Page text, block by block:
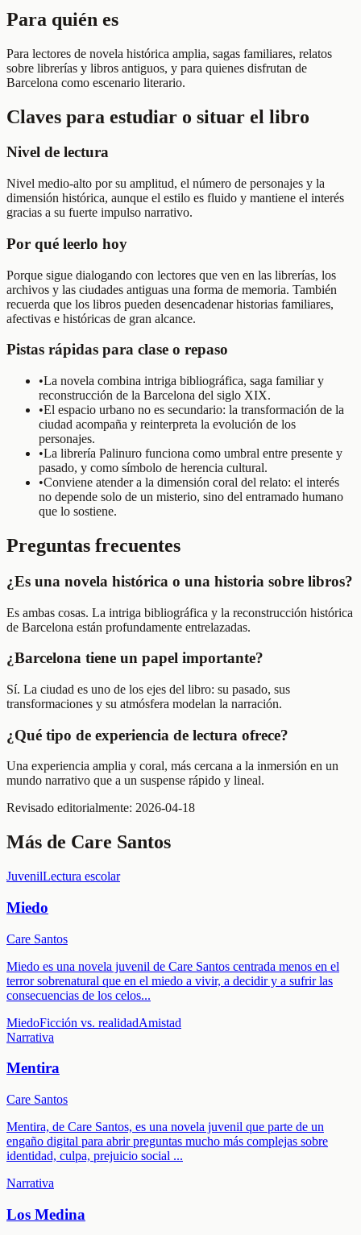
Para quién es
Para lectores de novela histórica amplia, sagas familiares, relatos
sobre librerías y libros antiguos, y para quienes disfrutan de
Barcelona como escenario literario.
Claves para estudiar o situar el libro
Nivel de lectura
Nivel medio-alto por su amplitud, el número de personajes y la
dimensión histórica, aunque el estilo es fluido y mantiene el interés
gracias a su fuerte impulso narrativo.
Por qué leerlo hoy
Porque sigue dialogando con lectores que ven en las librerías, los
archivos y las ciudades antiguas una forma de memoria. También
recuerda que los libros pueden desencadenar historias familiares,
afectivas e históricas de gran alcance.
Pistas rápidas para clase o repaso
•La novela combina intriga bibliográfica, saga familiar y
reconstrucción de la Barcelona del siglo XIX.
•El espacio urbano no es secundario: la transformación de la
ciudad acompaña y reinterpreta la evolución de los
personajes.
•La librería Palinuro funciona como umbral entre presente y
pasado, y como símbolo de herencia cultural.
•Conviene atender a la dimensión coral del relato: el interés
no depende solo de un misterio, sino del entramado humano
que lo sostiene.
Preguntas frecuentes
¿Es una novela histórica o una historia sobre libros?
Es ambas cosas. La intriga bibliográfica y la reconstrucción histórica
de Barcelona están profundamente entrelazadas.
¿Barcelona tiene un papel importante?
Sí. La ciudad es uno de los ejes del libro: su pasado, sus
transformaciones y su atmósfera modelan la narración.
¿Qué tipo de experiencia de lectura ofrece?
Una experiencia amplia y coral, más cercana a la inmersión en un
mundo narrativo que a un suspense rápido y lineal.
Revisado editorialmente: 2026-04-18
Más de Care Santos
JuvenilLectura escolar
Miedo
Care Santos
Miedo es una novela juvenil de Care Santos centrada menos en el
terror sobrenatural que en el miedo a vivir, a decidir y a sufrir las
consecuencias de los celos...
MiedoFicción vs. realidadAmistad
Narrativa
Mentira
Care Santos
Mentira, de Care Santos, es una novela juvenil que parte de un
engaño digital para abrir preguntas mucho más complejas sobre
identidad, culpa, prejuicio social ...
Narrativa
Los Medina